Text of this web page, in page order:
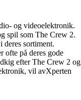
og videoelektronik.
spil som The Crew 2.
deres sortiment.
ofte på deres gode
efter The Crew 2 og
vil avXperten